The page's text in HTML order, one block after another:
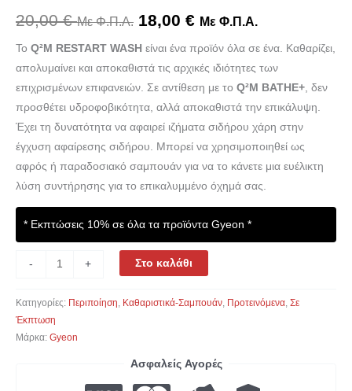
20,00€ Με Φ.Π.Α. 18,00 € Με Φ.Π.Α.
Το Q²M RESTART WASH είναι ένα προϊόν όλα σε ένα. Καθαρίζει,
απολυμαίνει και αποκαθιστά τις αρχικές ιδιότητες των
επιχρισμένων επιφανειών. Σε αντίθεση με το Q²M BATHE+ , δεν
προσθέτει υδροφοβικότητα, αλλά αποκαθιστά την επικάλυψη.
Έχει τη δυνατότητα να αφαιρεί ιζήματα σιδήρου χάρη στην
έγχυση αφαίρεσης σιδήρου. Μπορεί να χρησιμοποιηθεί ως
αφρός ή παραδοσιακό σαμπουάν για να το κάνετε μια ευέλικτη
λύση συντήρησης για το επικαλυμμένο όχημά σας.
* Εκπτώσεις 10% σε όλα τα προϊόντα Gyeon *
- + Στο καλάθι
Κατηγορίες: Περιποίηση, Καθαριστικά-Σαμπουάν, Προτεινόμενα, Σε
Έκπτωση
Μάρκα: Gyeon
Ασφαλείς Αγορές